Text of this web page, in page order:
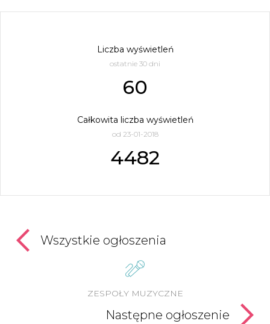
Liczba wyświetleń
ostatnie 30 dni
60
Całkowita liczba wyświetleń
od 23-01-2018
4482
Wszystkie ogłoszenia
ZESPOŁY MUZYCZNE
Następne ogłoszenie